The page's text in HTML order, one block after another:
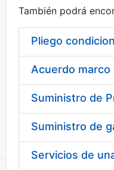
Show/Hide
También podrá
Pliego
Acuerdo marco